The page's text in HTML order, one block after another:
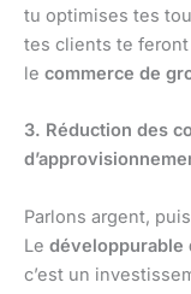
tu optimises tes
tes clients te
le commerce de
3. Réduction des
Parlons argent,
Le développurable
c’est un